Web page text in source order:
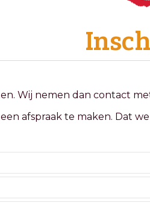
Wij nemen dan contact
afspraak te maken. Dat